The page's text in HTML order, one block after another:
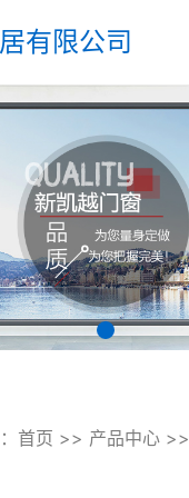
有限公司
首页 >> 产品中心>>